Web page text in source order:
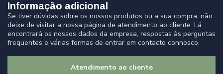
Informação adicional
Se tiver dúvidas sobre os nossos produtos ou a sua compra, não
deixe de visitar a nossa página de atendimento ao cliente. Lá
encontrará os nossos dados da empresa, respostas às perguntas
frequentes e várias formas de entrar em contacto connosco.
Atendimento ao cliente